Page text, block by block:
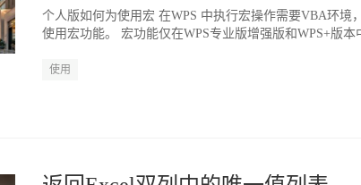
个人版如何为使用宏 在WPS 中执行宏操作需要VBA环境
使用宏功能。 宏功能仅在WPS专业版增强版和WPS+版本
使用